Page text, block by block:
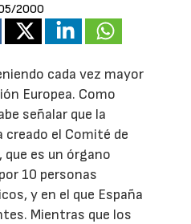
2000
cada vez mayor
Europea. Como
señalar que la
creado el Comité de
es un órgano
10 personas
y en el que España
Mientras que los